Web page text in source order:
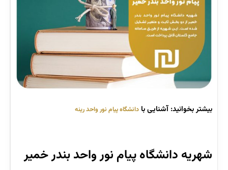
بیشتر بخوانید: آشنایی با دانشگاه پیام نور واحد رینه
شهریه دانشگاه پیام نور واحد بندر خمیر